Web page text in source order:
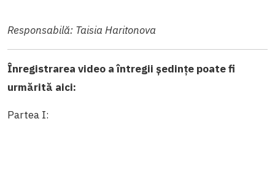
Responsabilă: Taisia Haritonova
Înregistrarea video a întregii ședințe poate fi
urmărită aici:
Partea I: